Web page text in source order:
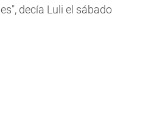
decía Luli el sábado